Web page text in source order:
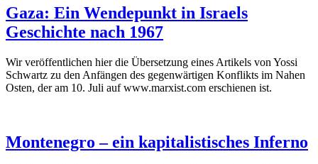
Gaza: Ein Wendepunkt in Israels
Geschichte nach 1967
Wir veröffentlichen hier die Übersetzung eines Artikels von Yossi
Schwartz zu den Anfängen des gegenwärtigen Konflikts im Nahen
Osten, der am 10. Juli auf www.marxist.com erschienen ist.
Montenegro – ein kapitalistisches Inferno